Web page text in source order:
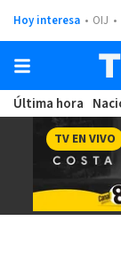
Hoy interesa OIJ
Última hora
TV EN VIVO